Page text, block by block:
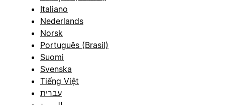
Italiano
Nederlands
Norsk
Português (Brasil)
Suomi
Svenska
Tiếng Việt
עברית